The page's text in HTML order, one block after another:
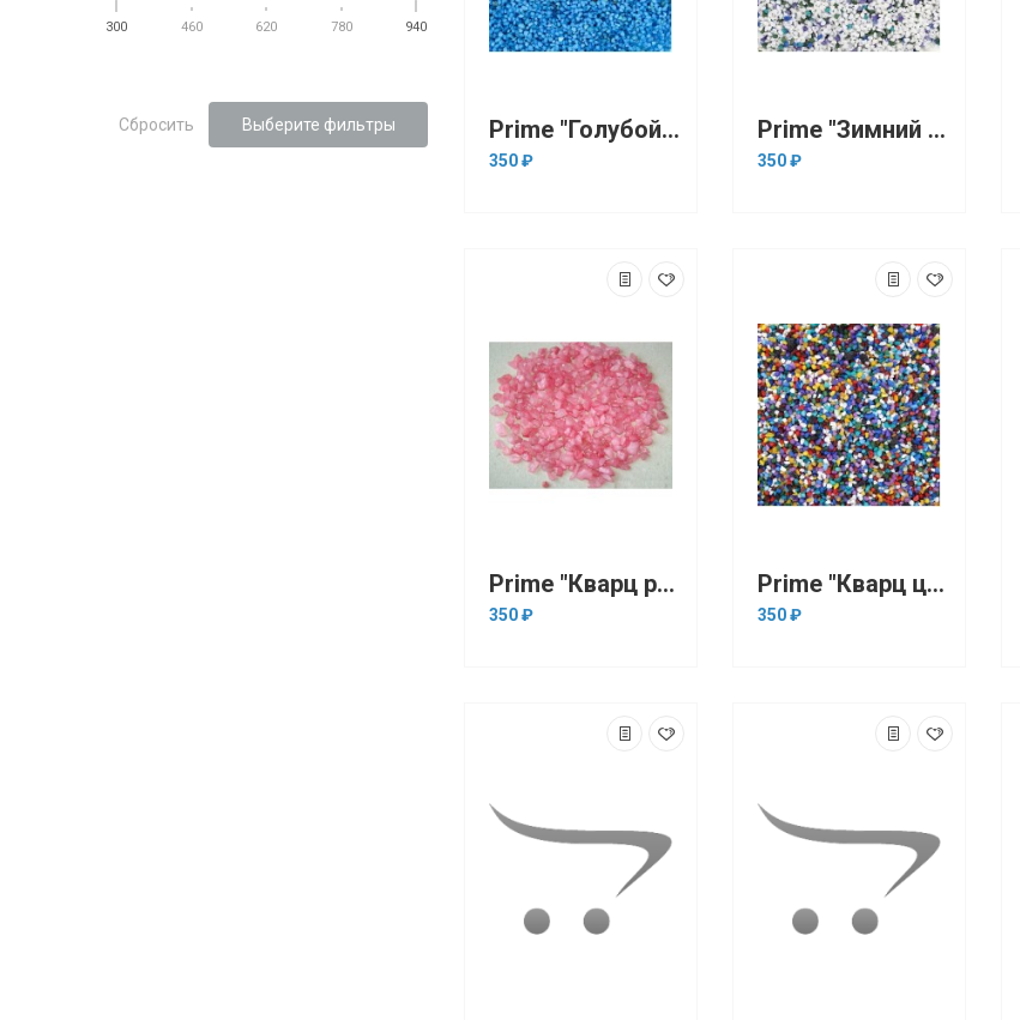
300 460 620 780 940
Сбросить Выберите фильтры Prime "Голубой" 3-5 мм, 1кг (грунт)
350 ₽
Prime "Зимний лес" 3-5 мм, 1кг (грунт)
350 ₽
Prime "Кварц розовый" 3-5 мм, 1кг (грунт)
350 ₽
Prime "Кварц цветной" 3-5 мм, 1кг (грунт)
350 ₽